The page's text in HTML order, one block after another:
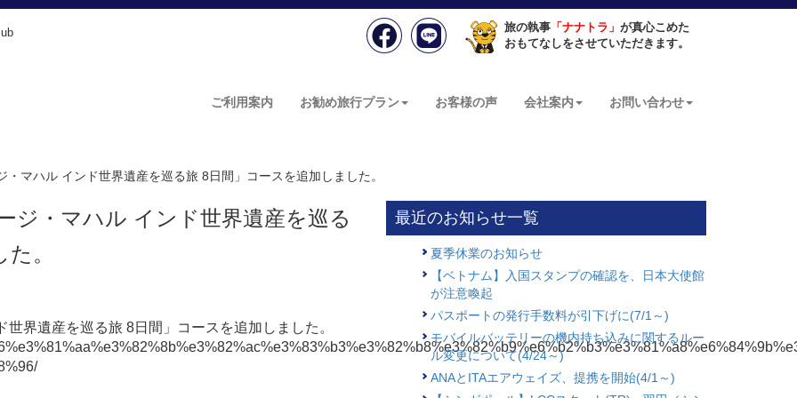
旅の執事「ナナトラ」 が真心こめた
おもてなしをさせていただきます。
ご利用案内 お勧め旅行プラン お客様の声 会社案内 お問い合わせ
マハル インド世界遺産を巡る旅 8日間」コースを追加しました。
ジ・マハル インド世界遺産を巡る
。
界遺産を巡る旅 8日間」コースを追加しました。
最近のお知らせ一覧
夏季休業のお知らせ
【ベトナム】入国スタンプの確認を、日本大使館
が注意喚起
パスポートの発行手数料が引下げに(7/1～)
モバイルバッテリーの機内持ち込みに関するルー
ル変更について(4/24～)
ANAとITAエアウェイズ、提携を開始(4/1～)